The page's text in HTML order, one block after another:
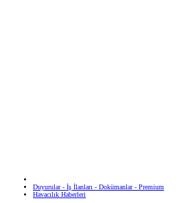
Duyurular - İş İlanları - Dokümanlar - Premium
Havacılık Haberleri